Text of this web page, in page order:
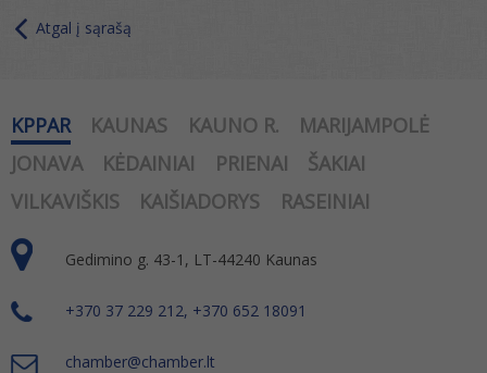
Atgal į sąrašą
KPPAR KAUNAS KAUNO R.
MARIJAMPOLĖ
JONAVA
KĖDAINIAI PRIENAI
ŠAKIAI
VILKAVIŠKIS
KAIŠIADORYS RASEINIAI
Gedimino g. 43-1, LT-44240 Kaunas
+370 37 229 212, +370 652 18091
chamber@chamber.lt